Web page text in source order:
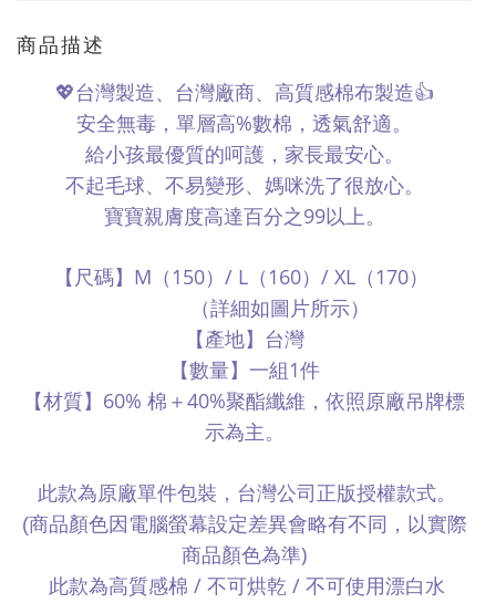
商品描述
💖台灣製造、台灣廠商、高質感棉布製造👍
安全無毒，單層高%數棉，透氣舒適。
給小孩最優質的呵護，家長最安心。
不起毛球、不易變形、媽咪洗了很放心。
寶寶親膚度高達百分之 99以上。
【尺碼】 M （ 150） / L （ 160） / XL （ 170）
（詳細如圖片所示）
【產地】台灣
【數量】一組 1件
【材質】 60% 棉＋ 40%聚酯纖維，依照原廠吊牌標
示為主。
此款為原廠單件包裝，台灣公司正版授權款式。
(商品顏色因電腦螢幕設定差異會略有不同，以實際
商品顏色為準)
此款為高質感棉 / 不可烘乾 / 不可使用漂白水